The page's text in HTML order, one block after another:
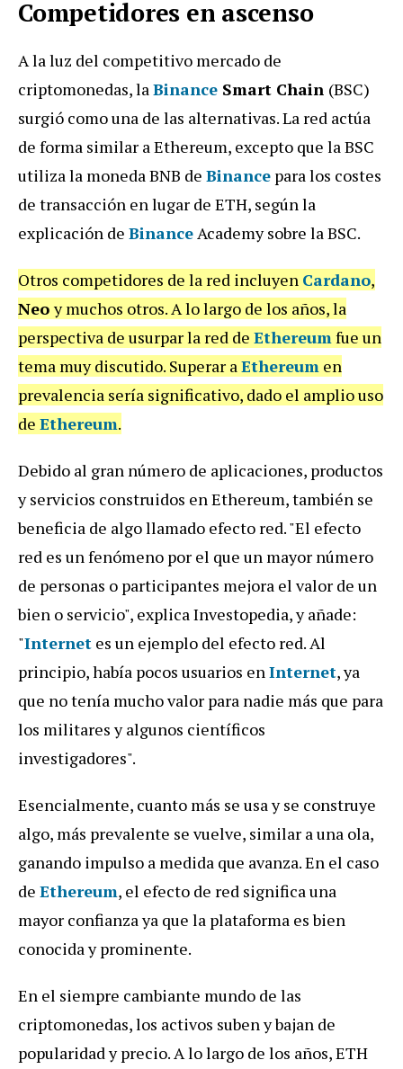
Competidores en ascenso
A la luz del competitivo mercado de
criptomonedas, laBinance Smart Chain (BSC)
surgió como una de las alternativas. La red actúa
de forma similar a Ethereum, excepto que la BSC
utiliza la moneda BNB de Binance para los costes
de transacción en lugar de ETH, según la
explicación de BinanceAcademy sobre la BSC.
Otros competidores de la red incluyen Cardano,
Neoy muchos otros. A lo largo de los años, la
perspectiva de usurpar la red de Ethereumfue un
tema muy discutido. Superar aEthereum en
prevalencia sería significativo, dado el amplio uso
de Ethereum.
Debido al gran número de aplicaciones, productos
y servicios construidos en Ethereum, también se
beneficia de algo llamado efecto red. "El efecto
red es un fenómeno por el que un mayor número
de personas o participantes mejora el valor de un
bien o servicio", explica Investopedia, y añade:
"Internet es un ejemplo del efecto red. Al
principio, había pocos usuarios enInternet, ya
que no tenía mucho valor para nadie más que para
los militares y algunos científicos
investigadores".
Esencialmente, cuanto más se usa y se construye
algo, más prevalente se vuelve, similar a una ola,
ganando impulso a medida que avanza. En el caso
de Ethereum, el efecto de red significa una
mayor confianza ya que la plataforma es bien
conocida y prominente.
En el siempre cambiante mundo de las
criptomonedas, los activos suben y bajan de
popularidad y precio. A lo largo de los años, ETH